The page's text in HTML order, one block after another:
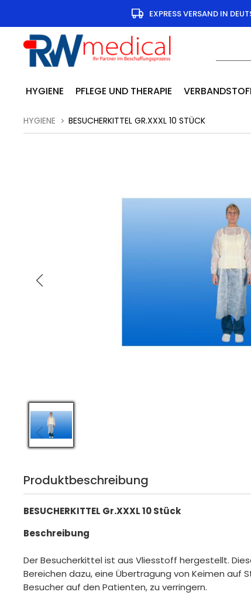
EXPRESS VERSAND IN
HYGIENE PFLEGE UND THERAPIE
HYGIENE BESUCHERKITTEL GR.XXXL 10 STÜCK
Produktbeschreibung
BESUCHERKITTEL Gr.XXXL 10 Stück
Beschreibung
Der Besucherkittel ist aus Vliesstoff hergestellt.
Bereichen dazu, eine Übertragung von Keimen auf
Besucher auf den Patienten, zu verringern.